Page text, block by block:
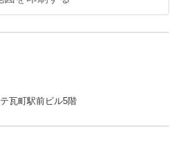
瓦町駅前ビル5階